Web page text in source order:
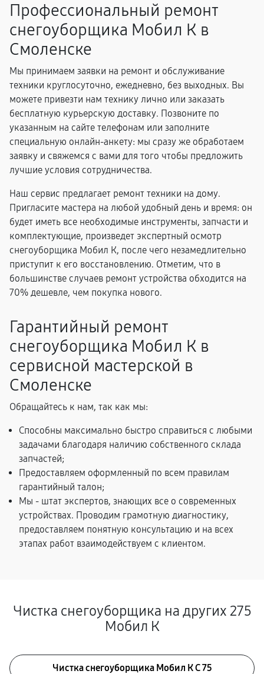
Профессиональный ремонт
снегоуборщика Мобил К в
Смоленске
Мы принимаем заявки на ремонт и обслуживание
техники круглосуточно, ежедневно, без выходных. Вы
можете привезти нам технику лично или заказать
бесплатную курьерскую доставку. Позвоните по
указанным на сайте телефонам или заполните
специальную онлайн-анкету: мы сразу же обработаем
заявку и свяжемся с вами для того чтобы предложить
лучшие условия сотрудничества.
Наш сервис предлагает ремонт техники на дому.
Пригласите мастера на любой удобный день и время: он
будет иметь все необходимые инструменты, запчасти и
комплектующие, произведет экспертный осмотр
снегоуборщика Мобил К, после чего незамедлительно
приступит к его восстановлению. Отметим, что в
большинстве случаев ремонт устройства обходится на
70% дешевле, чем покупка нового.
Гарантийный ремонт
снегоуборщика Мобил К в
сервисной мастерской в
Смоленске
Обращайтесь к нам, так как мы:
Способны максимально быстро справиться с любыми
задачами благодаря наличию собственного склада
запчастей;
Предоставляем оформленный по всем правилам
гарантийный талон;
Мы - штат экспертов, знающих все о современных
устройствах. Проводим грамотную диагностику,
предоставляем понятную консультацию и на всех
этапах работ взаимодействуем с клиентом.
Чистка снегоуборщика на других 275
Мобил К
Чистка снегоуборщика Мобил К С 75